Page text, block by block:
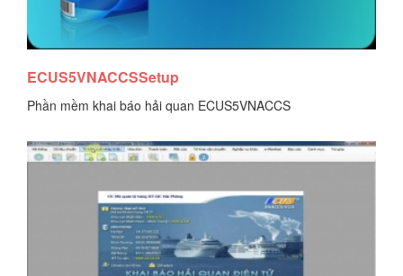
ECUS5VNACCSSetup
Phần mềm khai báo hải quan ECUS5VNACCS
Tải tài liệu